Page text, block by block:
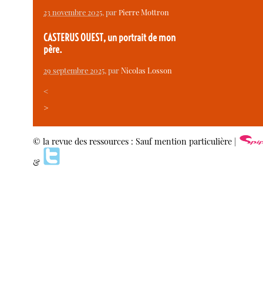
23 novembre 2025, parPierre Mottron
CASTERUS OUEST, un portrait de mon
père.
29 septembre 2025, parNicolas Losson
<
>
© la revue des ressources : Sauf mention particulière |
&